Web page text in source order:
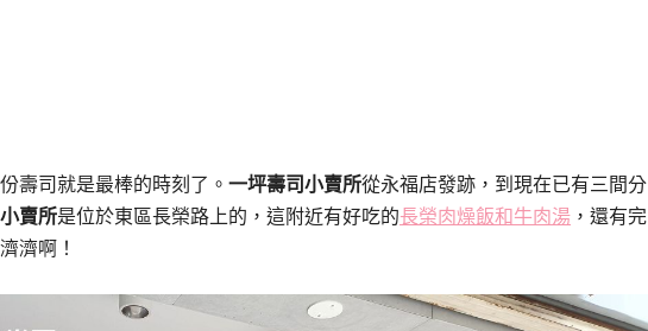
壽司就是最棒的時刻了。 一坪壽司小賣所從永福店發跡，到現在已有三間分
賣所是位於東區長榮路上的，這附近有好吃的長榮肉燥飯和牛肉湯 ，還有完
濟啊！